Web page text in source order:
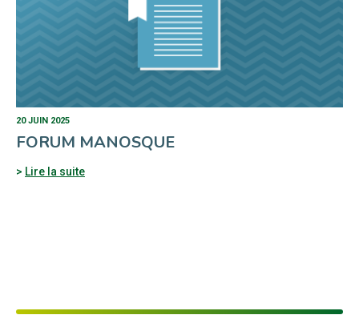
20 JUIN 2025
FORUM MANOSQUE
Lire la suite